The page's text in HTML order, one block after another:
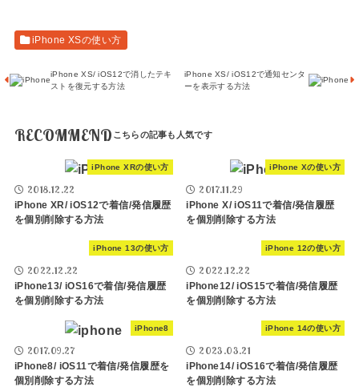
iPhone XSの使い方
iPhone XS/ iOS12で消したテキ
ストを復元する方法
iPhone XS/ iOS12で通知センタ
ーを表示する方法
RECOMMEND
iPhone XRの使い方
2018.12.22
iPhone XR/ iOS12で着信/発信履歴
を個別削除する方法
iPhone Xの使い方
2017.11.29
iPhone X/ iOS11で着信/発信履歴
を個別削除する方法
iPhone 13の使い方
2022.12.22
iPhone13/ iOS16で着信/発信履歴
を個別削除する方法
iPhone 12の使い方
2022.12.22
iPhone12/ iOS15で着信/発信履歴
を個別削除する方法
iPhone8
2017.09.27
iPhone8/ iOS11で着信/発信履歴を
個別削除する方法
iPhone 14の使い方
2023.03.21
iPhone14/ iOS16で着信/発信履歴
を個別削除する方法